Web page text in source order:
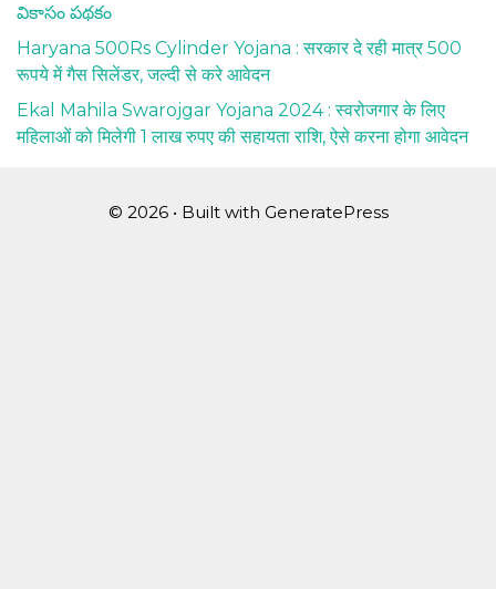
వికాసం పథకం
Haryana 500Rs Cylinder Yojana : सरकार दे रही मात्र 500
रूपये में गैस सिलेंडर, जल्दी से करे आवेदन
Ekal Mahila Swarojgar Yojana 2024 : स्वरोजगार के लिए
महिलाओं को मिलेगी 1 लाख रुपए की सहायता राशि, ऐसे करना होगा आवेदन
© 2026 • Built with GeneratePress